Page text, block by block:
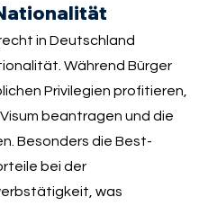
in Deutschland
Während Bürger
Privilegien profitieren,
beantragen und die
Besonders die Best-
bei der
was